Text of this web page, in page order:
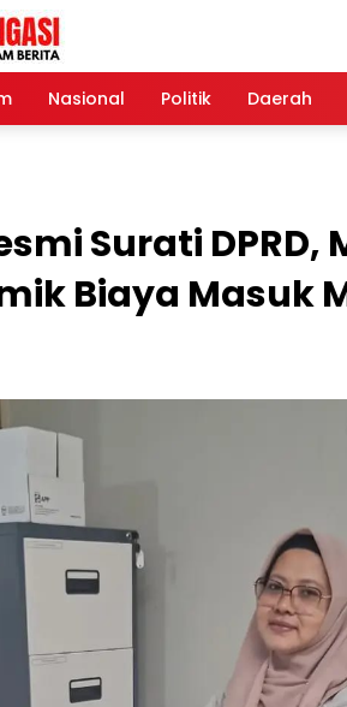
Nasional Politik Daerah
Surati DPRD,
Biaya Masuk